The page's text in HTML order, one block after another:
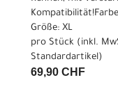
Größe: XL
pro Stück (inkl.
Standardartikel)
69,90 CHF